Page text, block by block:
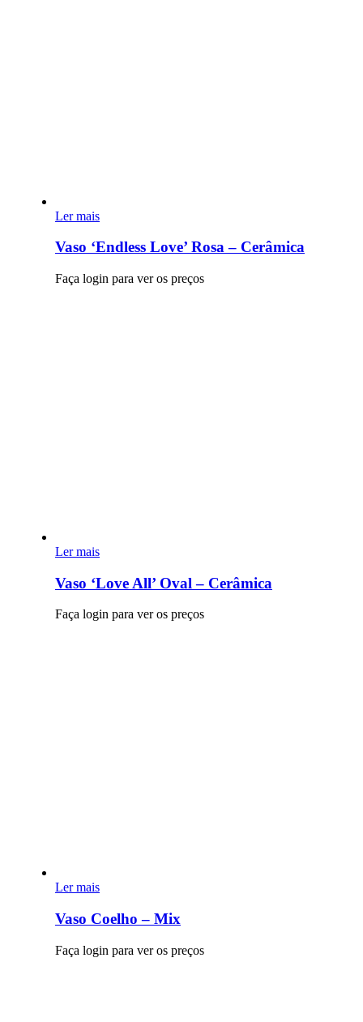
Ler mais
Vaso ‘Endless Love’ Rosa – Cerâmica
Faça login para ver os preços
Ler mais
Vaso ‘Love All’ Oval – Cerâmica
Faça login para ver os preços
Ler mais
Vaso Coelho – Mix
Faça login para ver os preços